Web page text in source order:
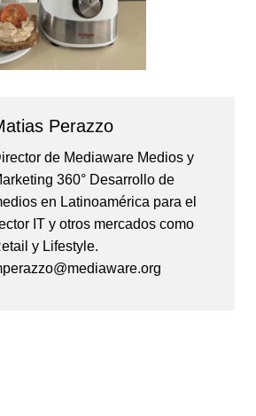
Perazzo
de Mediaware Medios y
360° Desarrollo de
en Latinoamérica para el
IT y otros mercados como
y Lifestyle.